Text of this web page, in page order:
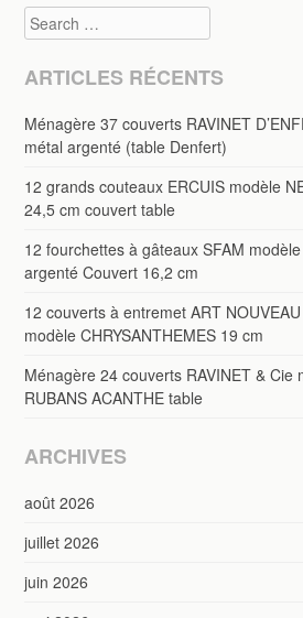
Search
ARTICLES RÉCENTS
Ménagère 37 couverts RAVINET
métal argenté (table Denfert)
12 grands couteaux ERCUIS modèle
24,5 cm couvert table
12 fourchettes à gâteaux SFAM
argenté Couvert 16,2 cm
12 couverts à entremet ART
modèle CHRYSANTHEMES 19 cm
Ménagère 24 couverts RAVINET & Cie
RUBANS ACANTHE table
ARCHIVES
août 2026
juillet 2026
juin 2026